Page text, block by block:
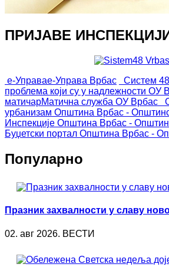
ПРИЈАВЕ
е-Управае-Управа Врбас Систем 48
проблема који су у надлежности ОУ
матичарМатична служба ОУ Врбас
урбанизам Општина Врбас -
Инспекције Општина Врбас -
Буџетски портал Општина Врбас -
Популарно
Празник захвалности у славу
02. авг 2026. ВЕСТИ